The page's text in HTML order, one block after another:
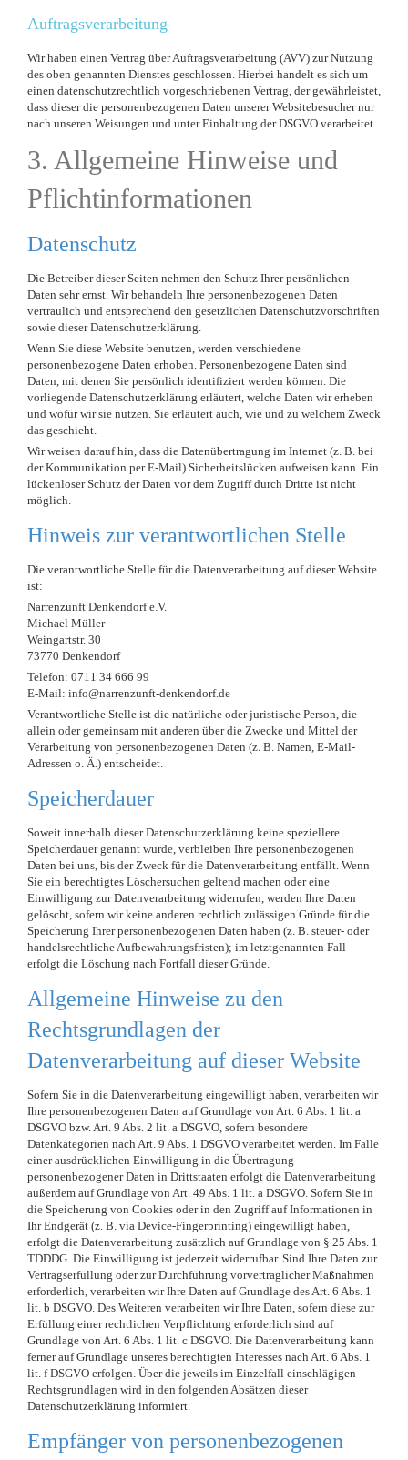
Auftragsverarbeitung
Wir haben einen Vertrag über Auftragsverarbeitung (AVV) zur Nutzung
des oben genannten Dienstes geschlossen. Hierbei handelt es sich um
einen datenschutzrechtlich vorgeschriebenen Vertrag, der gewährleistet,
dass dieser die personenbezogenen Daten unserer Websitebesucher nur
nach unseren Weisungen und unter Einhaltung der DSGVO verarbeitet.
3. Allgemeine Hinweise und
Pflicht­informationen
Datenschutz
Die Betreiber dieser Seiten nehmen den Schutz Ihrer persönlichen
Daten sehr ernst. Wir behandeln Ihre personenbezogenen Daten
vertraulich und entsprechend den gesetzlichen Datenschutzvorschriften
sowie dieser Datenschutzerklärung.
Wenn Sie diese Website benutzen, werden verschiedene
personenbezogene Daten erhoben. Personenbezogene Daten sind
Daten, mit denen Sie persönlich identifiziert werden können. Die
vorliegende Datenschutzerklärung erläutert, welche Daten wir erheben
und wofür wir sie nutzen. Sie erläutert auch, wie und zu welchem Zweck
das geschieht.
Wir weisen darauf hin, dass die Datenübertragung im Internet (z. B. bei
der Kommunikation per E-Mail) Sicherheitslücken aufweisen kann. Ein
lückenloser Schutz der Daten vor dem Zugriff durch Dritte ist nicht
möglich.
Hinweis zur verantwortlichen Stelle
Die verantwortliche Stelle für die Datenverarbeitung auf dieser Website
ist:
Narrenzunft Denkendorf e.V.
Michael Müller
Weingartstr. 30
73770 Denkendorf
Telefon: 0711 34 666 99
E-Mail: info@narrenzunft-denkendorf.de
Verantwortliche Stelle ist die natürliche oder juristische Person, die
allein oder gemeinsam mit anderen über die Zwecke und Mittel der
Verarbeitung von personenbezogenen Daten (z. B. Namen, E-Mail-
Adressen o. Ä.) entscheidet.
Speicherdauer
Soweit innerhalb dieser Datenschutzerklärung keine speziellere
Speicherdauer genannt wurde, verbleiben Ihre personenbezogenen
Daten bei uns, bis der Zweck für die Datenverarbeitung entfällt. Wenn
Sie ein berechtigtes Löschersuchen geltend machen oder eine
Einwilligung zur Datenverarbeitung widerrufen, werden Ihre Daten
gelöscht, sofern wir keine anderen rechtlich zulässigen Gründe für die
Speicherung Ihrer personenbezogenen Daten haben (z. B. steuer- oder
handelsrechtliche Aufbewahrungsfristen); im letztgenannten Fall
erfolgt die Löschung nach Fortfall dieser Gründe.
Allgemeine Hinweise zu den
Rechtsgrundlagen der
Datenverarbeitung auf dieser Website
Sofern Sie in die Datenverarbeitung eingewilligt haben, verarbeiten wir
Ihre personenbezogenen Daten auf Grundlage von Art. 6 Abs. 1 lit. a
DSGVO bzw. Art. 9 Abs. 2 lit. a DSGVO, sofern besondere
Datenkategorien nach Art. 9 Abs. 1 DSGVO verarbeitet werden. Im Falle
einer ausdrücklichen Einwilligung in die Übertragung
personenbezogener Daten in Drittstaaten erfolgt die Datenverarbeitung
außerdem auf Grundlage von Art. 49 Abs. 1 lit. a DSGVO. Sofern Sie in
die Speicherung von Cookies oder in den Zugriff auf Informationen in
Ihr Endgerät (z. B. via Device-Fingerprinting) eingewilligt haben,
erfolgt die Datenverarbeitung zusätzlich auf Grundlage von § 25 Abs. 1
TDDDG. Die Einwilligung ist jederzeit widerrufbar. Sind Ihre Daten zur
Vertragserfüllung oder zur Durchführung vorvertraglicher Maßnahmen
erforderlich, verarbeiten wir Ihre Daten auf Grundlage des Art. 6 Abs. 1
lit. b DSGVO. Des Weiteren verarbeiten wir Ihre Daten, sofern diese zur
Erfüllung einer rechtlichen Verpflichtung erforderlich sind auf
Grundlage von Art. 6 Abs. 1 lit. c DSGVO. Die Datenverarbeitung kann
ferner auf Grundlage unseres berechtigten Interesses nach Art. 6 Abs. 1
lit. f DSGVO erfolgen. Über die jeweils im Einzelfall einschlägigen
Rechtsgrundlagen wird in den folgenden Absätzen dieser
Datenschutzerklärung informiert.
Empfänger von personenbezogenen